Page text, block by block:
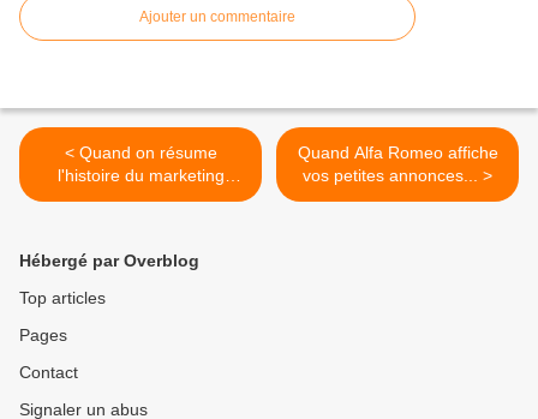
Ajouter un commentaire
< Quand on résume
l'histoire du marketing
moderne...
Quand Alfa Romeo affiche
vos petites annonces... >
Hébergé par Overblog
Top articles
Pages
Contact
Signaler un abus